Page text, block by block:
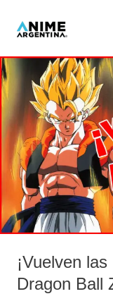
¡Vuelven
Dragon Ball
¡Vuelven
mejores
películas
de
Dragon
Ball
Z
al
cine!